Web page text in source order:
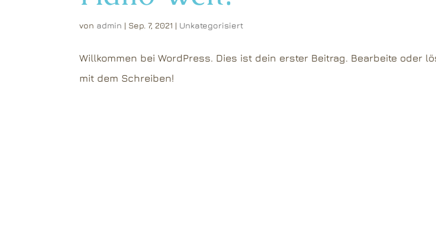
von admin | Sep. 7, 2021 | Unkategorisiert
Willkommen bei WordPress. Dies ist dein erster Beitrag. Bearbeite oder
mit dem Schreiben!